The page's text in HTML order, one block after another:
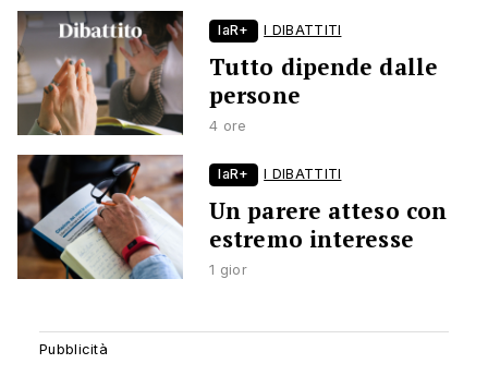
laR+ I DIBATTITI
Tutto dipende dalle
persone
4 ore
laR+ I DIBATTITI
Un parere atteso con
estremo interesse
1 gior